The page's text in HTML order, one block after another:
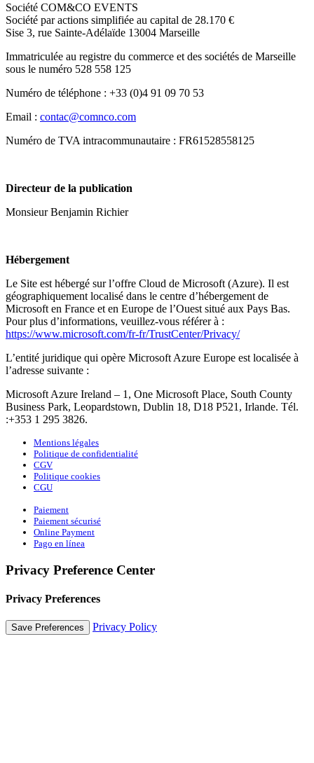
Société COM&CO EVENTS
Société par actions simplifiée au capital de 28.170 €
Sise 3, rue Sainte-Adélaïde 13004 Marseille
Immatriculée au registre du commerce et des sociétés de Marseille
sous le numéro 528 558 125
Numéro de téléphone : +33 (0)4 91 09 70 53
Email : contac@comnco.com
Numéro de TVA intracommunautaire : FR61528558125
Directeur de la publication
Monsieur Benjamin Richier
Hébergement
Le Site est hébergé sur l’offre Cloud de Microsoft (Azure). Il est
géographiquement localisé dans le centre d’hébergement de
Microsoft en France et en Europe de l’Ouest situé aux Pays Bas.
Pour plus d’informations, veuillez-vous référer à :
https://www.microsoft.com/fr-fr/TrustCenter/Privacy/
L’entité juridique qui opère Microsoft Azure Europe est localisée à
l’adresse suivante :
Microsoft Azure Ireland – 1, One Microsoft Place, South County
Business Park, Leopardstown, Dublin 18, D18 P521, Irlande. Tél.
:+353 1 295 3826.
Mentions légales
Politique de confidentialité
CGV
Politique cookies
CGU
Paiement
Paiement sécurisé
Online Payment
Pago en línea
Privacy Preference Center
Privacy Preferences
Privacy Policy